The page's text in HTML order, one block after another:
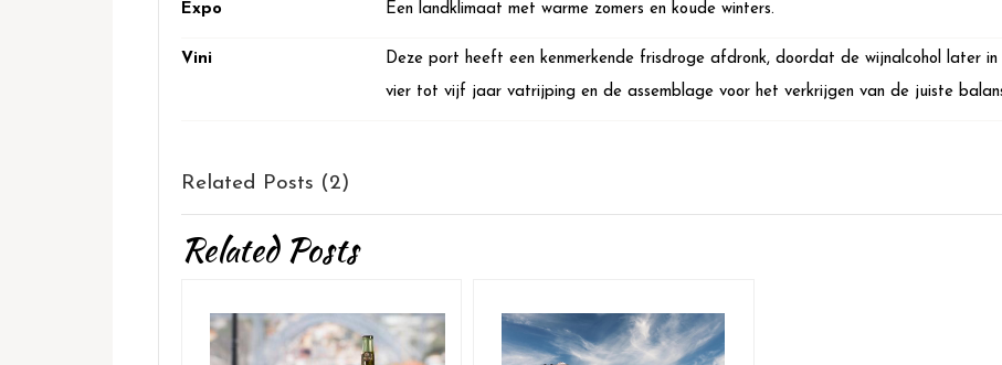
Expo Een landklimaat met warme zomers en koude winters.
Vini
Deze port heeft een kenmerkende frisdroge afdronk, doordat de wijnalcohol later
vier tot vijf jaar vatrijping en de assemblage voor het verkrijgen van de juiste
Related Posts (2)
Related Posts